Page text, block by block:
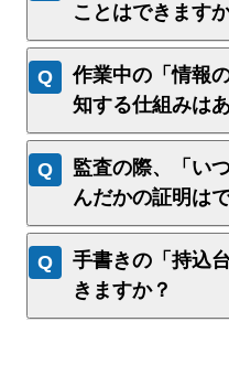
ことはできます
作業中の「情報
知する仕組みは
監査の際、「い
んだかの証明は
手書きの「持込
きますか？